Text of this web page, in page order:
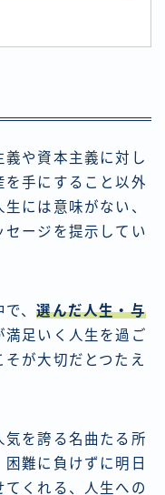
義や資本主義に対し
手にすること以外
には意味がない、
セージを提示してい
で、選んだ人生・与
満足いく人生 を過ご
が大切だとつたえ
気を誇る名曲たる所
難に負けずに明日
くれる、人生への